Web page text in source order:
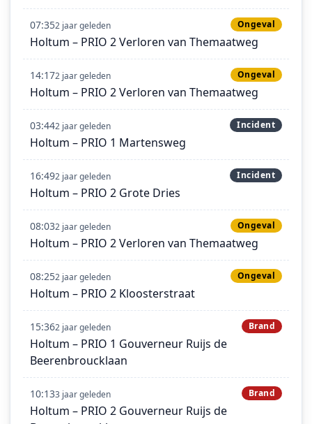
07:352 jaar geleden Ongeval
Holtum – PRIO 2 Verloren van Themaatweg
14:172 jaar geleden Ongeval
Holtum – PRIO 2 Verloren van Themaatweg
03:442 jaar geleden Incident
Holtum – PRIO 1 Martensweg
16:492 jaar geleden Incident
Holtum – PRIO 2 Grote Dries
08:032 jaar geleden Ongeval
Holtum – PRIO 2 Verloren van Themaatweg
08:252 jaar geleden Ongeval
Holtum – PRIO 2 Kloosterstraat
15:362 jaar geleden Brand
Holtum – PRIO 1 Gouverneur Ruijs de
Beerenbroucklaan
10:133 jaar geleden Brand
Holtum – PRIO 2 Gouverneur Ruijs de